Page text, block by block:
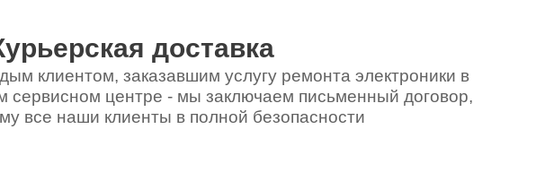
доставка
клиентом, заказавшим услугу ремонта электроники в
сервисном центре - мы заключаем письменный договор,
все наши клиенты в полной безопасности